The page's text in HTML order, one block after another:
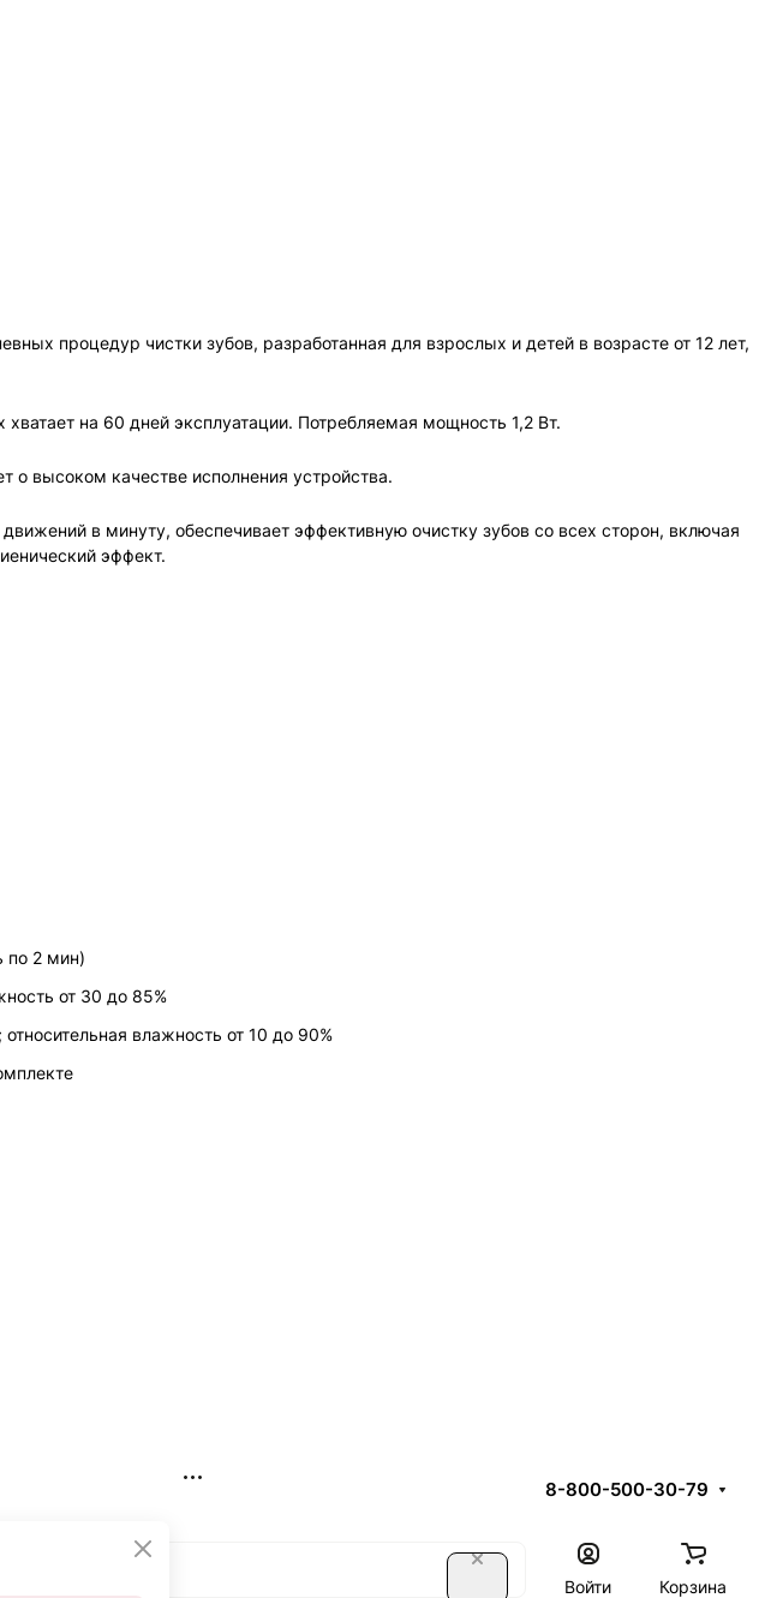
процедур чистки зубов, разработанная для взрослых и детей в возрасте от 12 лет,
на 60 дней эксплуатации. Потребляемая мощность 1,2 Вт.
о высоком качестве исполнения устройства.
в минуту, обеспечивает эффективную очистку зубов со всех сторон, включая
эффект.
по 2 мин)
от 30 до 85%
влажность от 10 до 90%
8-800-500-30-79
Войти Корзина